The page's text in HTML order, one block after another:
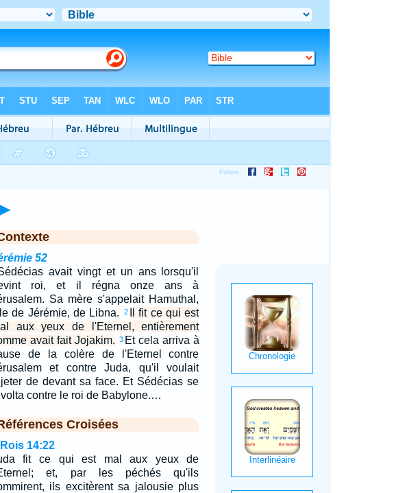
►
52
avait vingt et un ans lorsqu'il
roi, et il régna onze ans à
Sa mère s'appelait Hamuthal,
de Jérémie, de Libna.
2
Il fit ce qui est
aux yeux de l'Eternel, entièrement
avait fait Jojakim. 3 Et cela arriva à
de la colère de l'Eternel contre
et contre Juda, qu'il voulait
de devant sa face. Et Sédécias se
contre le roi de Babylone.…
Croisées
14:22
fit ce qui est mal aux yeux de
et, par les péchés qu'ils
ils excitèrent sa jalousie plus